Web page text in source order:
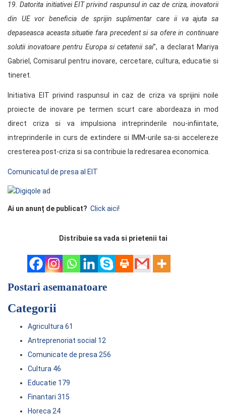
19. Datorita initiativei EIT privind raspunsul in caz de criza, inovatorii
din UE vor beneficia de sprijin suplimentar care ii va ajuta sa
depaseasca aceasta situatie fara precedent si sa ofere in continuare
solutii inovatoare pentru Europa si cetatenii sai”, a declarat Mariya
Gabriel, Comisarul pentru inovare, cercetare, cultura, educatie si
tineret.
Initiativa EIT privind raspunsul in caz de criza va sprijini noile
proiecte de inovare pe termen scurt care abordeaza in mod
direct criza si va impulsiona intreprinderile nou-infiintate,
intreprinderile in curs de extindere si IMM-urile sa-si accelereze
cresterea post-criza si sa contribuie la redresarea economica.
Comunicatul de presa al EIT
Ai un anunț de publicat? Click aici!
Distribuie sa vada si prietenii tai
Postari asemanatoare
Categorii
Agricultura 61
Antreprenoriat social 12
Comunicate de presa 256
Cultura 46
Educatie 179
Finantari 315
Horeca 24